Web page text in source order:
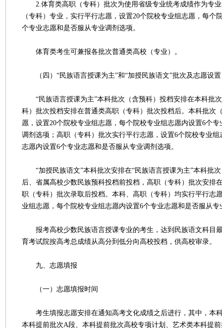
2.体育类高职（专科）批次为使用省级专业统考成绩作为专业
（专科）专业，实行平行志愿，设置20个院校专业组志愿，每个
个专业志愿和是否服从专业调剂选项。
体育类考生可兼报各批次普通类高校（专业）。
（四）“民族语言授课为主”和“加授民族语文”批次及志愿设置
“民族语言授课为主”本科批次（含预科）投档安排在本科批
科）批次投档安排在普通类高职（专科）批次投档后。本科批次
愿，设置20个院校专业组志愿，每个院校专业组志愿内设置6个
调剂选项；高职（专科）批次实行平行志愿，设置6个院校专业
志愿内设置6个专业志愿和是否服从专业调剂选项。
“加授民族语文”本科批次安排在“民族语言授课为主”本科批次
后、省属高校少数民族预科投档前投档，高职（专科）批次安排
职（专科）批次录取后投档。本科、高职（专科）均实行平行志
业组志愿，每个院校专业组志愿内设置6个专业志愿和是否服从专
报考高校少数民族语言授课专业的考生，达到民族语文科目
育考试院按高考总成绩从高分到低分向高校投档，供高校审录。
九、志愿填报
（一）志愿填报时间
考生填报志愿安排在通知高考文化成绩之后进行，其中，本
本科提前批次A段、本科提前批次高校专项计划、艺术类本科提